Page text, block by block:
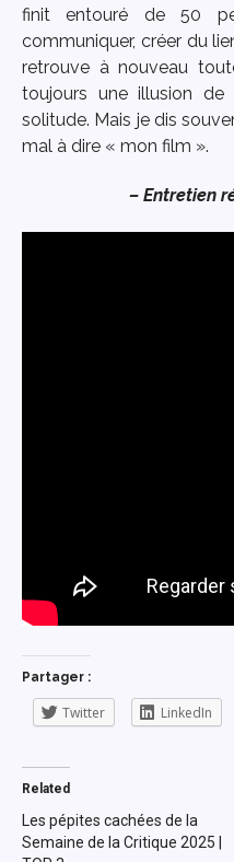
finit entouré de 50
communiquer, créer du
retrouve à nouveau
toujours une illusion
solitude. Mais je dis
mal à dire « mon film ».
– Entretien
Partager :
Twitter LinkedIn
Related
Les pépites cachées de la
Semaine de la Critique 2025 |